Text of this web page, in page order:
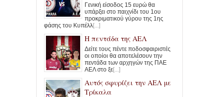
Γενική είσοδος 15 ευρώ θα
υπάρξει στο παιχνίδι του 1ου
προκριματικού γύρου της 1ης
φάσης του Κυπέλλ[...]
Η πεντάδα της ΑΕΛ
Δείτε τους πέντε ποδοσφαιριστές
οι οποίοι θα αποτελέσουν την
πεντάδα των αρχηγών της ΠΑΕ
ΑΕΛ στο ξε[...]
Αυτός σφυρίζει την ΑΕΛ με
Τρίκαλα